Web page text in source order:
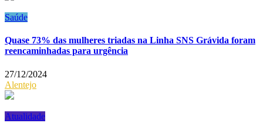
Saúde
Quase 73% das mulheres triadas na Linha SNS Grávida foram
reencaminhadas para urgência
27/12/2024
Alentejo
Atualidade